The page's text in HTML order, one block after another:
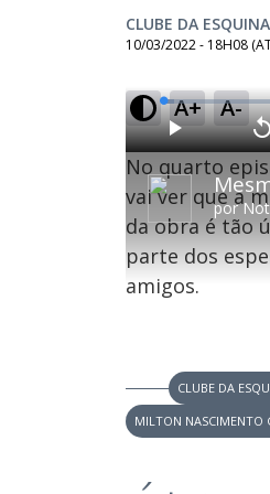
CLUBE DA
10/03/2022 - 18H08
A+ A-
por
P
l
a
y
V
o
l
t
a
r
1
0
s
g
u
d
L
o
a
d
e
1
.
4
%
No quarto
vai ver que a
da obra é tão
parte dos
amigos.
CLUBE DA
MILTON NASCIMENTO